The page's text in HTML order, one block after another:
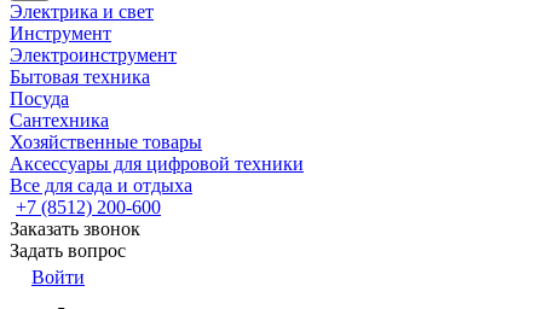
Электрика и свет
Инструмент
Электроинструмент
Бытовая техника
Посуда
Сантехника
Хозяйственные товары
Аксессуары для цифровой техники
Все для сада и отдыха
+7 (8512) 200-600
Заказать звонок
Задать вопрос
Войти